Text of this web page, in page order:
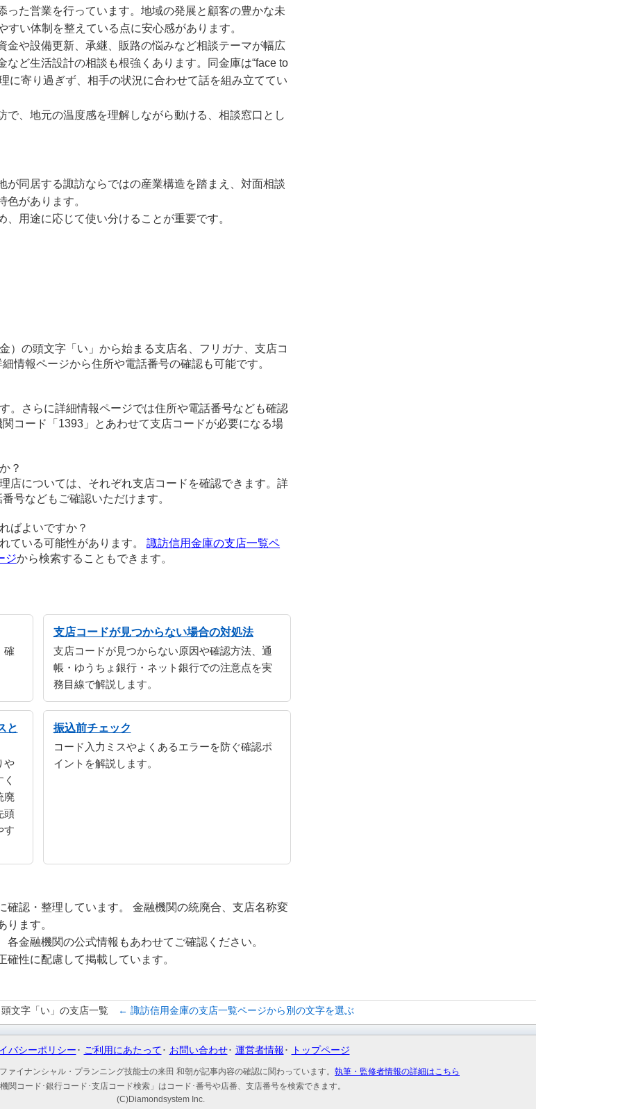
った営業を行っています。地域の発展と顧客の豊かな未
い体制を整えている点に安心感があります。
金や設備更新、承継、販路の悩みなど相談テーマが幅広
ど生活設計の相談も根強くあります。同金庫は“face to
に寄り過ぎず、相手の状況に合わせて話を組み立ててい
で、地元の温度感を理解しながら動ける、相談窓口とし
が同居する諏訪ならではの産業構造を踏まえ、対面相談
があります。
用途に応じて使い分けることが重要です。
）の頭文字「い」から始まる支店名、フリガナ、支店コ
情報ページから住所や電話番号の確認も可能です。
。さらに詳細情報ページでは住所や電話番号なども確認
コード「1393」とあわせて支店コードが必要になる場
？
店については、それぞれ支店コードを確認できます。詳
号などもご確認いただけます。
ばよいですか？
ている可能性があります。諏訪信用金庫の支店一覧ペ
ジから検索することもできます。
確
支店コードが見つからない場合の対処法
支店コードが見つからない原因や確認方法、通
帳・ゆうちょ銀行・ネット銀行での注意点を実
務目線で解説します。
と
や
廃
頭
す
振込前チェック
コード入力ミスやよくあるエラーを防ぐ確認ポ
イントを解説します。
確認・整理しています。 金融機関の統廃合、支店名称変
ます。
金融機関の公式情報もあわせてご確認ください。
性に配慮して掲載しています。
頭文字「い」の支店一覧 ← 諏訪信用金庫の支店一覧ページから別の文字を選ぶ
バシーポリシー ご利用にあたって お問い合わせ 運営者情報 トップページ
ァイナンシャル・プランニング技能士の来田 和朝が記事内容の確認に関わっています。 執筆・監修者情報の詳細はこちら
機関コード･銀行コード･支店コード検索」はコード･番号や店番、支店番号を検索できます。
(C)Diamondsystem Inc.